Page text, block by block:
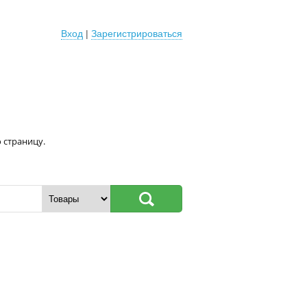
Вход | Зарегистрироваться